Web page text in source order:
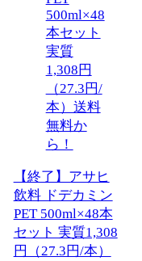
【終了】アサヒ
飲料 ドデカミン
PET 500ml×48本
セット 実質1,308
円（27.3円/本）